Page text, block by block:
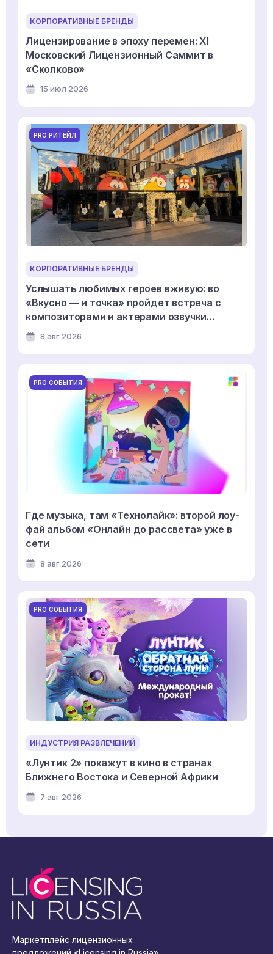
КОРПОРАТИВНЫЕ БРЕНДЫ
Лицензирование в эпоху перемен: XI
Московский Лицензионный Саммит в
«Сколково»
15 июл 2026
PRO РИТЕЙЛ
КОРПОРАТИВНЫЕ БРЕНДЫ
Услышать любимых героев вживую: во
«Вкусно — и точка» пройдет встреча с
композиторами и актерами озвучки
мультсериала «Смешарики»
8 авг 2026
PRO СОБЫТИЯ
Где музыка, там «Технолайк»: второй лоу-
фай альбом «Онлайн до рассвета» уже в
сети
8 авг 2026
PRO СОБЫТИЯ
ИНДУСТРИЯ РАЗВЛЕЧЕНИЙ
«Лунтик 2» покажут в кино в странах
Ближнего Востока и Северной Африки
7 авг 2026
Маркетплейс лицензионных